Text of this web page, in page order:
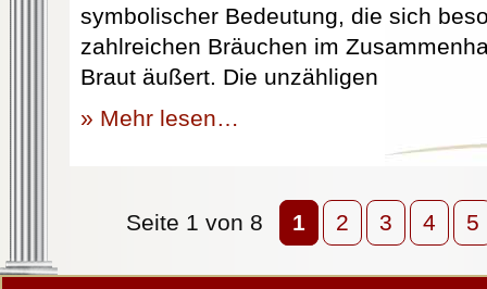
symbolischer Bedeutung, die sich
zahlreichen Bräuchen im
Braut äußert. Die unzähligen
» Mehr lesen…
Seite 1 von 8 1 2 3 4 5